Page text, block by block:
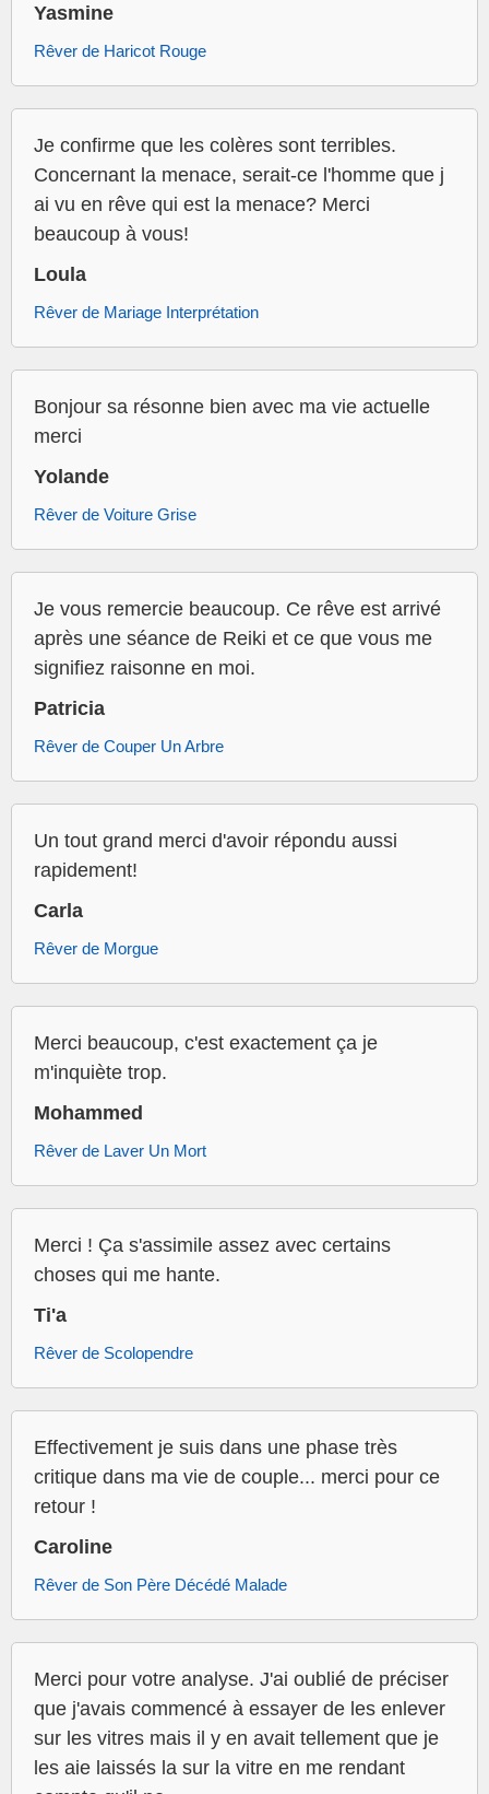
Yasmine
Rêver de Haricot Rouge
Je confirme que les colères sont terribles.
Concernant la menace, serait-ce l'homme que j
ai vu en rêve qui est la menace? Merci
beaucoup à vous!
Loula
Rêver de Mariage Interprétation
Bonjour sa résonne bien avec ma vie actuelle
merci
Yolande
Rêver de Voiture Grise
Je vous remercie beaucoup. Ce rêve est arrivé
après une séance de Reiki et ce que vous me
signifiez raisonne en moi.
Patricia
Rêver de Couper Un Arbre
Un tout grand merci d'avoir répondu aussi
rapidement!
Carla
Rêver de Morgue
Merci beaucoup, c'est exactement ça je
m'inquiète trop.
Mohammed
Rêver de Laver Un Mort
Merci ! Ça s'assimile assez avec certains
choses qui me hante.
Ti'a
Rêver de Scolopendre
Effectivement je suis dans une phase très
critique dans ma vie de couple... merci pour ce
retour !
Caroline
Rêver de Son Père Décédé Malade
Merci pour votre analyse. J'ai oublié de préciser
que j'avais commencé à essayer de les enlever
sur les vitres mais il y en avait tellement que je
les aie laissés la sur la vitre en me rendant